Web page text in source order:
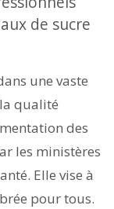
de sucre
une vaste
qualité
des
les ministères
Elle vise à
pour tous.